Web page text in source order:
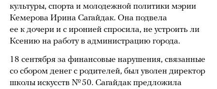
культуры, спорта и молодежной политики мэрии
Кемерова Ирина Сагайдак. Она подвела
ее к дочери и с иронией спросила, не устроить ли
Ксению на работу в администрацию города.
18 сентября за финансовые нарушения, связанные
со сбором денег с родителей, был уволен директор
школы искусств № 50. Сагайдак предложила